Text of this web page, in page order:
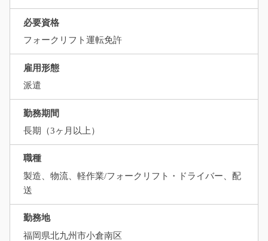
必要資格
フォークリフト運転免許
雇用形態
派遣
勤務期間
長期（3ヶ月以上）
職種
製造、物流、軽作業/フォークリフト・ドライバー、配
送
勤務地
福岡県北九州市小倉南区